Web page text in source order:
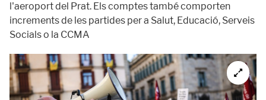
l'aeroport del Prat. Els comptes també comporten
increments de les partides per a Salut, Educació, Serveis
Socials o la CCMA